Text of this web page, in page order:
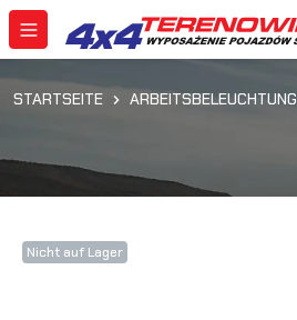
STARTSEITE ARBEITSBELEUCHTUNG
Nicht auf Lager